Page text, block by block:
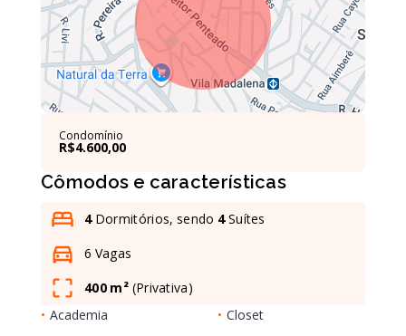
Condomínio
R$4.600,00
Cômodos e características
4Dormitórios, sendo 4Suítes
6 Vagas
400 m² (Privativa)
• Academia • Closet